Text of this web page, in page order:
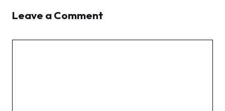
Leave a Comment